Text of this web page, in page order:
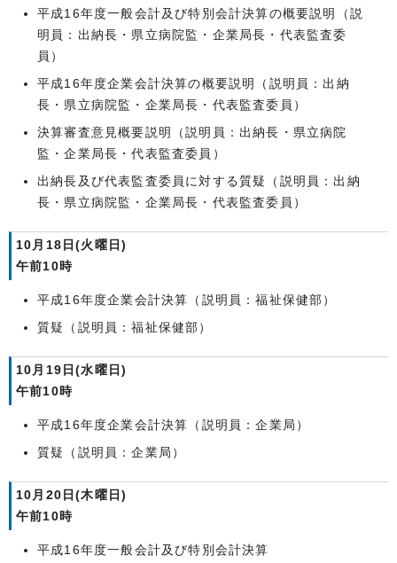
平成16年度一般会計及び特別会計決算の概要説明（説
明員：出納長・県立病院監・企業局長・代表監査委
員）
平成16年度企業会計決算の概要説明（説明員：出納
長・県立病院監・企業局長・代表監査委員）
決算審査意見概要説明（説明員：出納長・県立病院
監・企業局長・代表監査委員）
出納長及び代表監査委員に対する質疑（説明員：出納
長・県立病院監・企業局長・代表監査委員）
10月18日(火曜日)
午前10時
平成16年度企業会計決算（説明員：福祉保健部）
質疑（説明員：福祉保健部）
10月19日(水曜日)
午前10時
平成16年度企業会計決算（説明員：企業局）
質疑（説明員：企業局）
10月20日(木曜日)
午前10時
平成16年度一般会計及び特別会計決算